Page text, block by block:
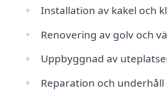
Installation av kakel och
Renovering av golv och
Uppbyggnad av
Reparation och